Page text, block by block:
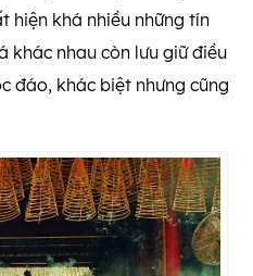
hiện khá nhiều những tín
khác nhau còn lưu giữ điều
đáo, khác biệt nhưng cũng